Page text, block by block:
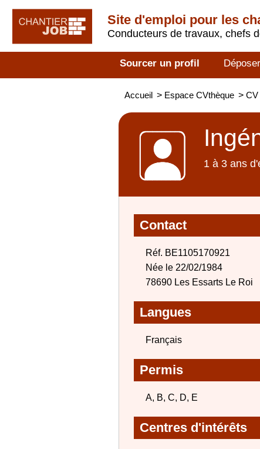
Site d'emploi pour les
Conducteurs de travaux, chefs
Sourcer un profil
Accueil > Espace CVthèque > CV
1 à 3 ans
Contact
Réf. BE1105170921
Née le 22/02/1984
78690 Les Essarts Le Roi
Langues
Français
Permis
A, B, C, D, E
Centres d'intérêts